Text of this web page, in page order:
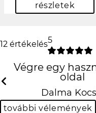
részletek
12 értékelés5
Végre egy